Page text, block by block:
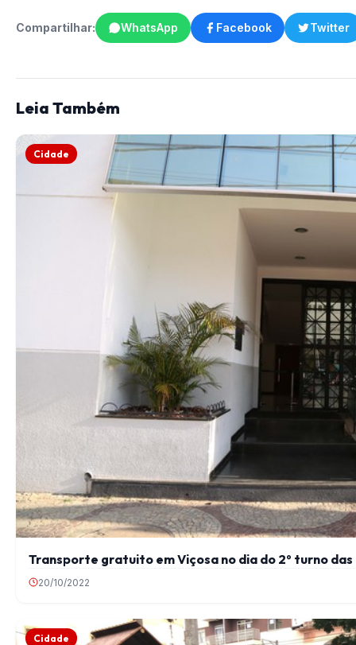
Compartilhar: WhatsApp Facebook Twitter
Leia Também
Cidade
Transporte gratuito em Viçosa no dia do 2º turno
20/10/2022
Cidade